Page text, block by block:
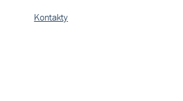
Kontakty